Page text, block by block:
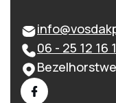
06 - 25 12 16